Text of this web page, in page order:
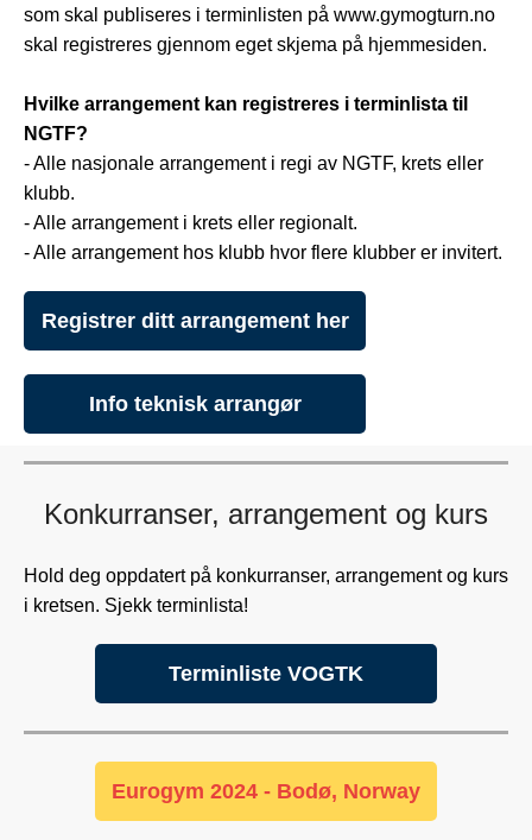
som skal publiseres i terminlisten på www.gymogturn.no
skal registreres gjennom eget skjema på hjemmesiden.
Hvilke arrangement kan registreres i terminlista til
NGTF?
- Alle nasjonale arrangement i regi av NGTF, krets eller
klubb.
- Alle arrangement i krets eller regionalt.
- Alle arrangement hos klubb hvor flere klubber er invitert.
Registrer ditt arrangement her
Info teknisk arrangør
Konkurranser, arrangement og kurs
Hold deg oppdatert på konkurranser, arrangement og kurs
i kretsen. Sjekk terminlista!
Terminliste VOGTK
Eurogym 2024 - Bodø, Norway